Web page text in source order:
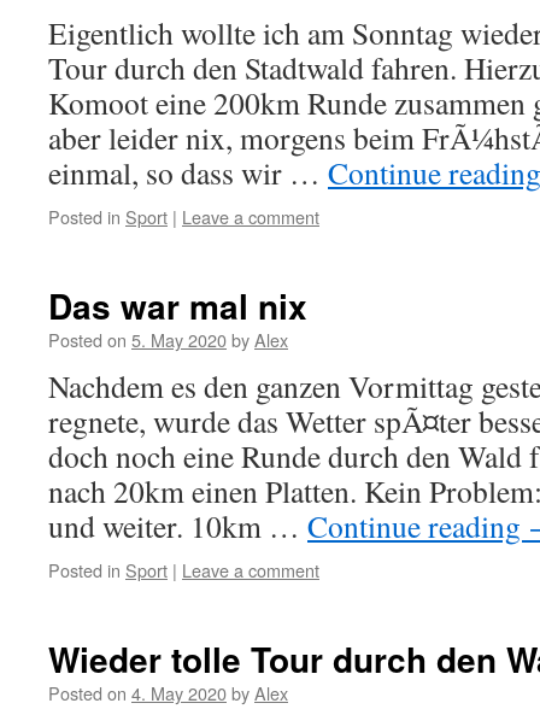
Eigentlich wollte ich am Sonntag
Tour durch den Stadtwald fahren.
Komoot eine 200km Runde zusammen
aber leider nix, morgens beim
einmal, so dass wir … Continue
Posted in Sport | Leave a comment
Das war mal nix
Posted on 5. May 2020byAlex
Nachdem es den ganzen Vormittag
regnete, wurde das Wetter spÃ¤ter
doch noch eine Runde durch den Wald
nach 20km einen Platten. Kein
und weiter. 10km … Continue reading
Posted in Sport | Leave a comment
Wieder tolle Tour durch den
Posted on 4. May 2020byAlex